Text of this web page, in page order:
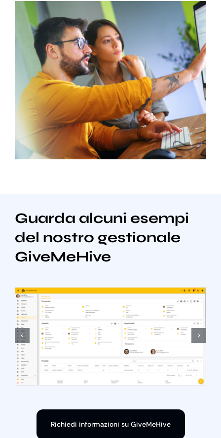
Guarda alcuni esempi
del nostro gestionale
GiveMeHive
Richiedi informazioni su GiveMeHive